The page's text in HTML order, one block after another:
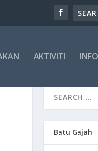
AKTIVITI INFO
Batu Gajah